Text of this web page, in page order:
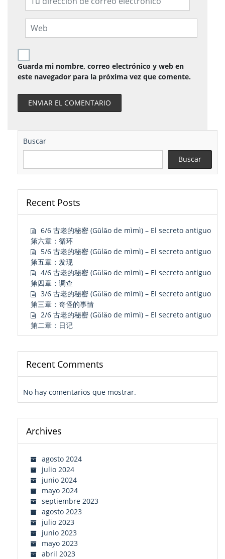
Guarda mi nombre, correo electrónico y web en
este navegador para la próxima vez que comente.
Buscar
Buscar
Recent Posts
6/6 古老的秘密 (Gǔlǎo de mìmì) – El secreto antiguo
第六章：循环
5/6 古老的秘密 (Gǔlǎo de mìmì) – El secreto antiguo
第五章：发现
4/6 古老的秘密 (Gǔlǎo de mìmì) – El secreto antiguo
第四章：调查
3/6 古老的秘密 (Gǔlǎo de mìmì) – El secreto antiguo
第三章：奇怪的事情
2/6 古老的秘密 (Gǔlǎo de mìmì) – El secreto antiguo
第二章：日记
Recent Comments
No hay comentarios que mostrar.
Archives
agosto 2024
julio 2024
junio 2024
mayo 2024
septiembre 2023
agosto 2023
julio 2023
junio 2023
mayo 2023
abril 2023